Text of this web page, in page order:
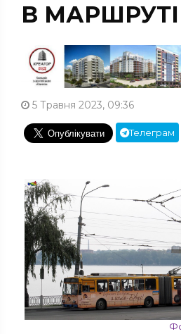
В МАРШРУТІ
5 Травня 2023, 09:36
Телеграм